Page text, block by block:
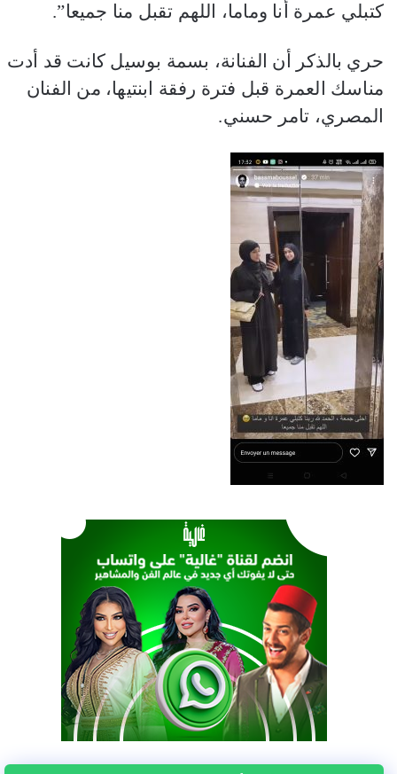
كتبلي عمرة أنا وماما، اللهم تقبل منا جميعا”.
حري بالذكر أن الفنانة، بسمة بوسيل كانت قد أدت
مناسك العمرة قبل فترة رفقة ابنتيها، من الفنان
المصري، تامر حسني.